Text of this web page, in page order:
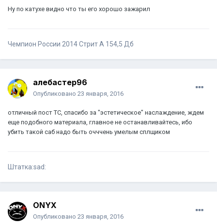
Ну по катухе видно что ты его хорошо зажарил
Чемпион России 2014 Стрит А 154,5 Дб
алебастер96
Опубликовано 23 января, 2016
отличный пост ТС, спасибо за "эстетическое" наслаждение, ждем
еще подобного материала, главное не останавливайтесь, ибо
убить такой саб надо быть очччень умелым сплщиком
Штатка:sad:
ONYX
Опубликовано 23 января, 2016